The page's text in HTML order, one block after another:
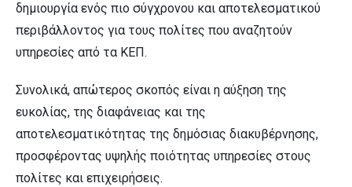
δημιουργία ενός πιο σύγχρονου και αποτελεσματικού
περιβάλλοντος για τους πολίτες που αναζητούν
υπηρεσίες από τα ΚΕΠ.
Συνολικά, απώτερος σκοπός είναι η αύξηση της
ευκολίας, της διαφάνειας και της
αποτελεσματικότητας της δημόσιας διακυβέρνησης,
προσφέροντας υψηλής ποιότητας υπηρεσίες στους
πολίτες και επιχειρήσεις.